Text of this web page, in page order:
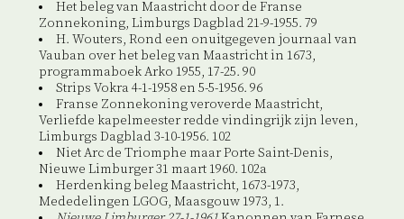
Het beleg van Maastricht door de Franse
Zonnekoning, Limburgs Dagblad 21-9-1955. 79
H. Wouters, Rond een onuitgegeven journaal van
Vauban over het beleg van Maastricht in 1673,
programmaboek Arko 1955, 17-25. 90
Strips Vokra 4-1-1958 en 5-5-1956. 96
Franse Zonnekoning veroverde Maastricht,
Verliefde kapelmeester redde vindingrijk zijn leven,
Limburgs Dagblad 3-10-1956. 102
Niet Arc de Triomphe maar Porte Saint-Denis,
Nieuwe Limburger 31 maart 1960. 102a
Herdenking beleg Maastricht, 1673-1973,
Mededelingen LGOG, Maasgouw 1973, 1.